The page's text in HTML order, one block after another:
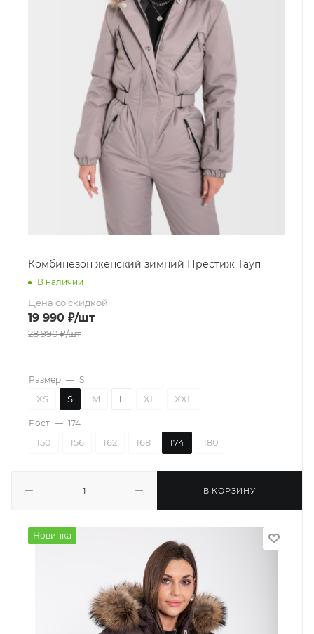
Комбинезон женский зимний Престиж Тауп
В наличии
Цена со скидкой
19 990 ₽/шт
28 990₽/шт
В КОРЗИНУ
Размер — S
XS S M L XL XXL
Рост — 174
150 156 162 168 174 180
Новинка